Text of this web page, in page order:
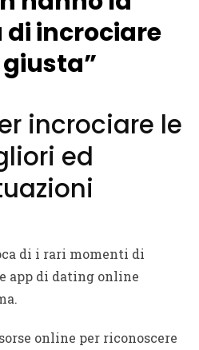
di incrociare
incrociare le
ed
di i rari momenti di
app di dating online
online per riconoscere